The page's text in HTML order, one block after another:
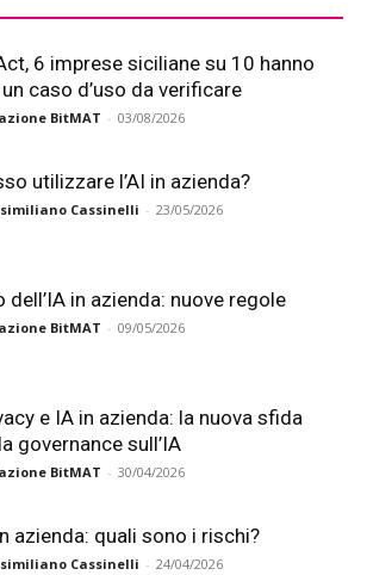
6 imprese siciliane su 10 hanno
caso d’uso da verificare
BitMAT - 03/08/2026
utilizzare l’AI in azienda?
Cassinelli - 23/05/2026
dell’IA in azienda: nuove regole
BitMAT - 09/05/2026
e IA in azienda: la nuova sfida
governance sull’IA
BitMAT - 30/04/2026
azienda: quali sono i rischi?
Cassinelli - 24/04/2026